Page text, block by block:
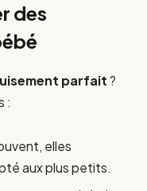
des
parfait?
:
elles
aux plus petits.